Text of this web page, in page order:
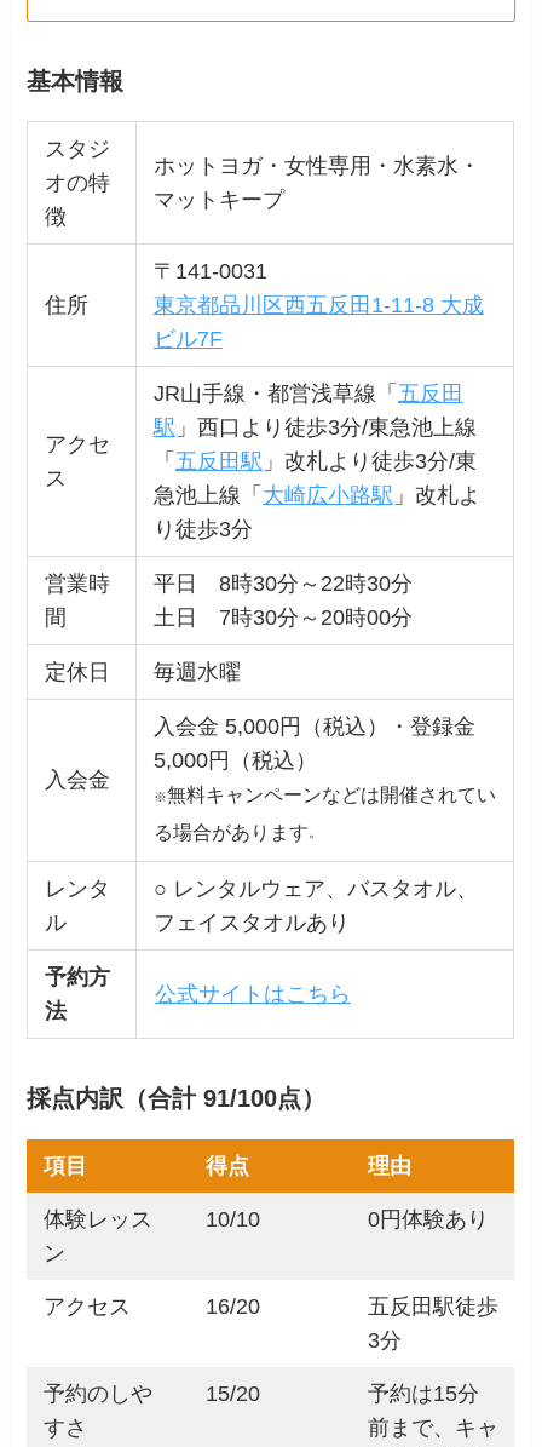
基本情報
スタジ
オの特
徴
ホットヨガ・女性専用・水素水・
マットキープ
住所
〒141-0031
東京都品川区西五反田1-11-8 大成
ビル7F
アクセ
ス
JR山手線・都営浅草線「 五反田
駅 」西口より徒歩3分/東急池上線
「 五反田駅 」改札より徒歩3分/東
急池上線「 大崎広小路駅 」改札よ
り徒歩3分
営業時
間
平日 8時30分～22時30分
土日 7時30分～20時00分
定休日 毎週水曜
入会金
入会金 5,000円（税込）・登録金
5,000円（税込）
※無料キャンペーンなどは開催されてい
る場合があります。
レンタ
ル
○ レンタルウェア、バスタオル、
フェイスタオルあり
予約方
法
公式サイトはこちら
採点内訳（合計 91/100点）
項目 得点 理由
体験レッス
ン
10/10 0円体験あり
アクセス 16/20
五反田駅徒歩
3分
予約のしや
すさ
15/20
予約は15分
前まで、キャ